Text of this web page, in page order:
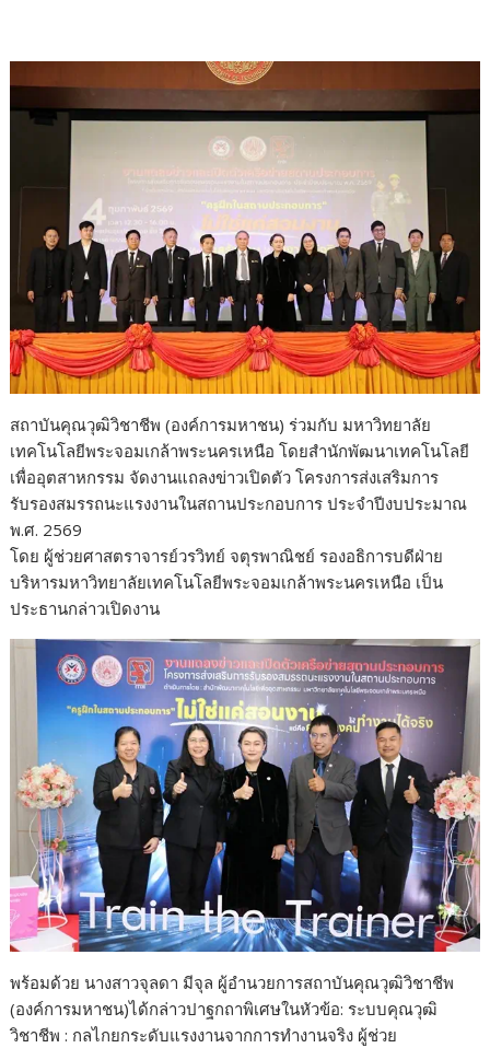
สถาบันคุณวุฒิวิชาชีพ (องค์การมหาชน) ร่วมกับ มหาวิทยาลัย
เทคโนโลยีพระจอมเกล้าพระนครเหนือ โดยสำนักพัฒนาเทคโนโลยี
เพื่ออุตสาหกรรม จัดงานแถลงข่าวเปิดตัว โครงการส่งเสริมการ
รับรองสมรรถนะแรงงานในสถานประกอบการ ประจำปีงบประมาณ
พ.ศ. 2569
โดย ผู้ช่วยศาสตราจารย์วรวิทย์ จตุรพาณิชย์ รองอธิการบดีฝ่าย
บริหารมหาวิทยาลัยเทคโนโลยีพระจอมเกล้าพระนครเหนือ เป็น
ประธานกล่าวเปิดงาน
พร้อมด้วย นางสาวจุลดา มีจุล ผู้อำนวยการสถาบันคุณวุฒิวิชาชีพ
(องค์การมหาชน)ได้กล่าวปาฐกถาพิเศษในหัวข้อ: ระบบคุณวุฒิ
วิชาชีพ : กลไกยกระดับแรงงานจากการทำงานจริง ผู้ช่วย